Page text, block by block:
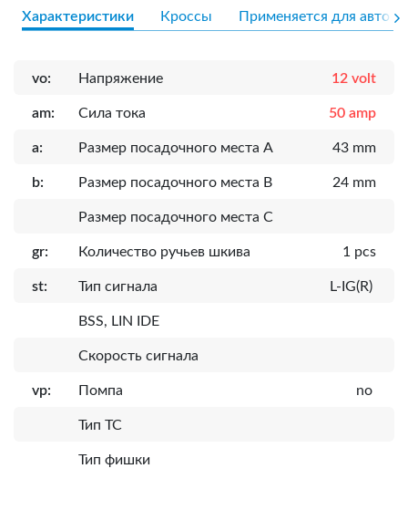
Характеристики Кроссы Применяется для авто
vo: Напряжение 12 volt
am: Сила тока 50 amp
a: Размер посадочного места A 43 mm
b: Размер посадочного места B 24 mm
Размер посадочного места C
gr: Количество ручьев шкива 1 pcs
st: Тип сигнала L-IG(R)
BSS, LIN IDE
Скорость сигнала
vp: Помпа no
Тип ТС
Тип фишки